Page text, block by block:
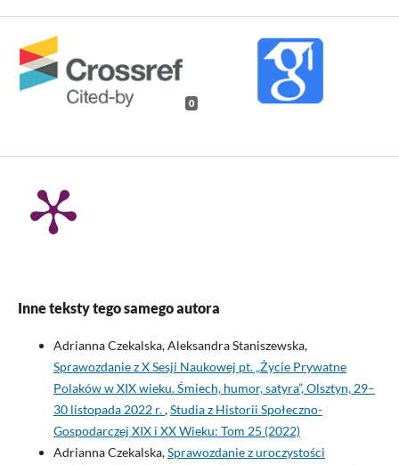
0
Inne teksty tego samego autora
Adrianna Czekalska, Aleksandra Staniszewska,
Sprawozdanie z X Sesji Naukowej pt. „Życie Prywatne
Polaków w XIX wieku. Śmiech, humor, satyra”, Olsztyn, 29–
30 listopada 2022 r.,Studia z Historii Społeczno-
Gospodarczej XIX i XX Wieku: Tom 25 (2022)
Adrianna Czekalska,Sprawozdanie z uroczystości